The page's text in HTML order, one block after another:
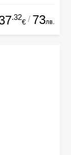
.32
€ / 73лв.